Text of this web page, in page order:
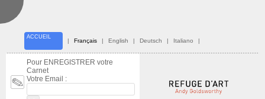
ACCUEIL
| Français | English | Deutsch | Italiano |
Pour ENREGISTRER votre
Carnet
Votre Email :